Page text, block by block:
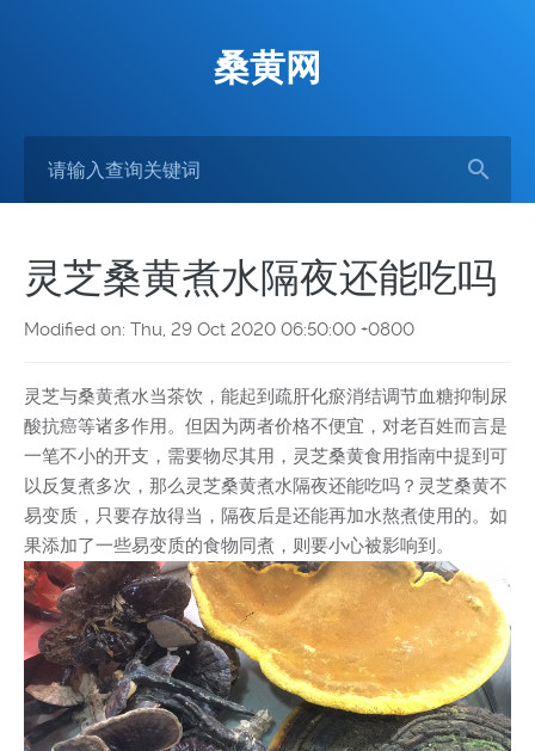
桑黄网
灵芝桑黄煮水隔夜还能吃吗
Modified on: Thu, 29 Oct 2020 06:50:00 +0800
灵芝与桑黄煮水当茶饮，能起到疏肝化瘀消结调节血糖抑制尿
酸抗癌等诸多作用。但因为两者价格不便宜，对老百姓而言是
一笔不小的开支，需要物尽其用，灵芝桑黄食用指南中提到可
以反复煮多次，那么灵芝桑黄煮水隔夜还能吃吗？灵芝桑黄不
易变质，只要存放得当，隔夜后是还能再加水熬煮使用的。如
果添加了一些易变质的食物同煮，则要小心被影响到。